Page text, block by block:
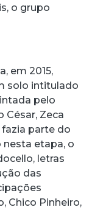
o grupo
em 2015,
solo intitulado
pelo
César, Zeca
parte do
nesta etapa, o
letras
das
Chico Pinheiro,